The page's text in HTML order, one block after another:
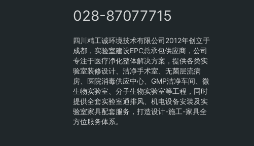
028-87077715
四川精工诚环境技术有限公司2012年创立于
成都，实验室建设EPC总承包供应商，公司
专注于医疗净化整体解决方案，提供各类实
验室装修设计、洁净手术室、无菌层流病
房、医院消毒供应中心、GMP洁净车间、微
生物实验室、分子生物实验室等工程，同时
提供全套实验室通排风、机电设备安装及实
验室家具配套服务，打造设计-施工-家具全
方位服务体系。